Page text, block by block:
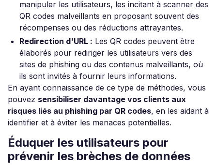
manipuler les utilisateurs, les incitant à scanner des
QR codes malveillants en proposant souvent des
récompenses ou des réductions attrayantes.
Redirection d'URL : Les QR codes peuvent être
élaborés pour rediriger les utilisateurs vers des
sites de phishing ou des contenus malveillants, où
ils sont invités à fournir leurs informations.
En ayant connaissance de ce type de méthodes, vous
pouvez sensibiliser davantage vos clients aux
risques liés au phishing par QR codes, en les aidant à
identifier et à éviter les menaces potentielles.
Éduquer les utilisateurs pour
prévenir les brèches de données